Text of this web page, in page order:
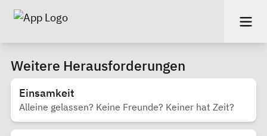
Weitere Herausforderungen
Einsamkeit
Alleine gelassen? Keine Freunde? Keiner hat Zeit?